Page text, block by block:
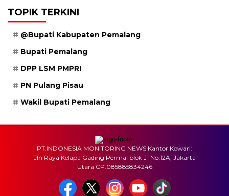
TOPIK TERKINI
@Bupati Kabupaten Pemalang
Bupati Pemalang
DPP LSM PMPRI
PN Pulang Pisau
Wakil Bupati Pemalang
PT.INDONESIA MONITORING NEWS Kantor Kowari:
Jln Raya Kelapa Gading Permai blok J1 No.12A, Jakarta
Utara CP.085885834246